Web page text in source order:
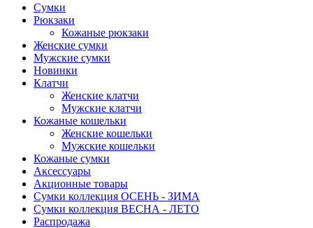
Сумки
Рюкзаки
Кожаные рюкзаки
Женские сумки
Мужские сумки
Новинки
Клатчи
Женские клатчи
Мужские клатчи
Кожаные кошельки
Женские кошельки
Мужские кошельки
Кожаные сумки
Аксессуары
Акционные товары
Сумки коллекция ОСЕНЬ - ЗИМА
Сумки коллекция ВЕСНА - ЛЕТО
Распродажа